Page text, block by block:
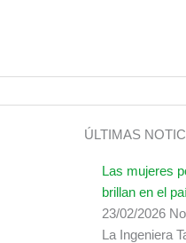
ÚLTIMAS
Las mujeres
brillan en el
23/02/2026
La Ingeniera